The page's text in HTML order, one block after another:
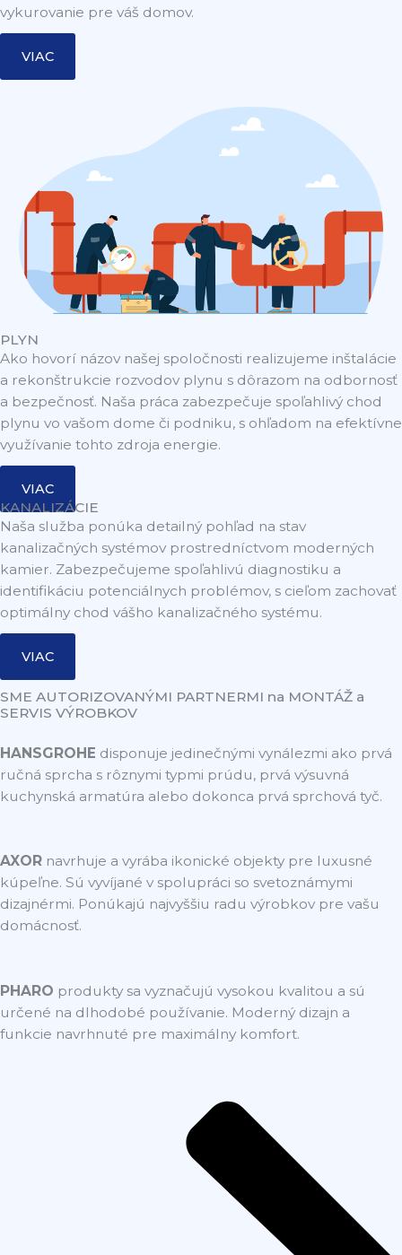
vykurovanie pre váš domov.
VIAC
PLYN
Ako hovorí názov našej spoločnosti realizujeme inštalácie
a rekonštrukcie rozvodov plynu s dôrazom na odbornosť
a bezpečnosť. Naša práca zabezpečuje spoľahlivý chod
plynu vo vašom dome či podniku, s ohľadom na efektívne
využívanie tohto zdroja energie.
VIAC
KANALIZÁCIE
Naša služba ponúka detailný pohľad na stav
kanalizačných systémov prostredníctvom moderných
kamier. Zabezpečujeme spoľahlivú diagnostiku a
identifikáciu potenciálnych problémov, s cieľom zachovať
optimálny chod vášho kanalizačného systému.
VIAC
SME AUTORIZOVANÝMI PARTNERMI na MONTÁŽ a
SERVIS VÝROBKOV
HANSGROHE disponuje jedinečnými vynálezmi ako prvá
ručná sprcha s rôznymi typmi prúdu, prvá výsuvná
kuchynská armatúra alebo dokonca prvá sprchová tyč.
AXOR navrhuje a vyrába ikonické objekty pre luxusné
kúpeľne. Sú vyvíjané v spolupráci so svetoznámymi
dizajnérmi. Ponúkajú najvyššiu radu výrobkov pre vašu
domácnosť.
PHARO produkty sa vyznačujú vysokou kvalitou a sú
určené na dlhodobé používanie. Moderný dizajn a
funkcie navrhnuté pre maximálny komfort.